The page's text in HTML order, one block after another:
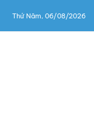
Thứ Năm, 06/08/2026